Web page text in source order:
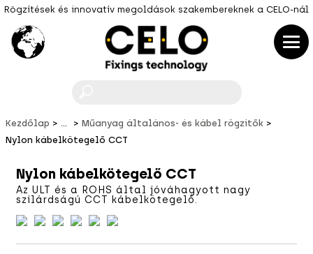
Rögzítések és innovatív megoldások szakembereknek a CELO-nál
Kezdőlap ...
Műanyag általános- és kábel rögzítők
Nylon kábelkötegelő CCT
Nylon kábelkötegelő CCT
Az ULT és a ROHS által jóváhagyott nagy
szilárdságú CCT kábelkötegelő.